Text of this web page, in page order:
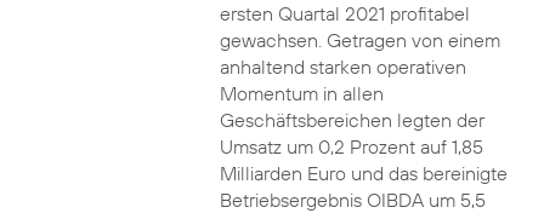
ersten Quartal 2021 profitabel
gewachsen. Getragen von einem
anhaltend starken operativen
Momentum in allen
Geschäftsbereichen legten der
Umsatz um 0,2 Prozent auf 1,85
Milliarden Euro und das bereinigte
Betriebsergebnis OIBDA um 5,5